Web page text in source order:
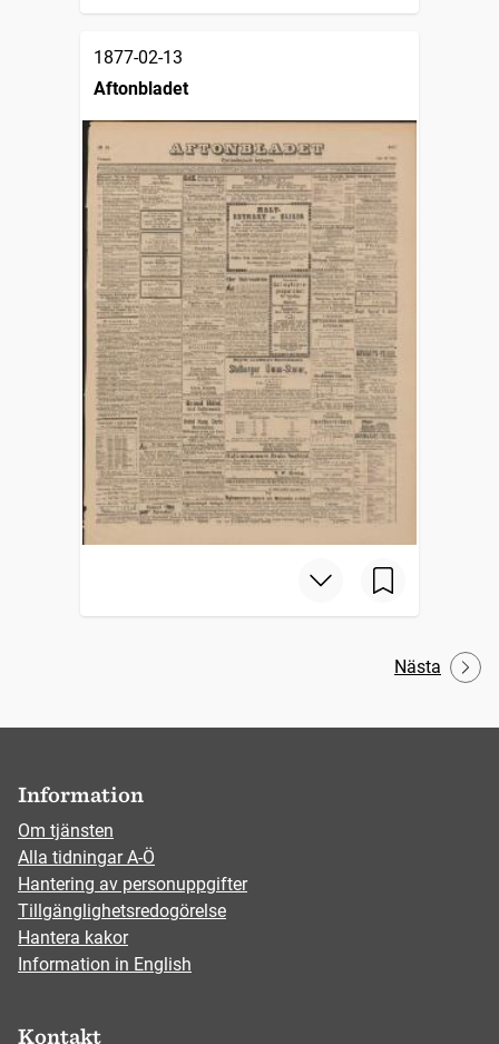
1877-02-13
Aftonbladet
Nästa
Information
Om tjänsten
Alla tidningar A-Ö
Hantering av personuppgifter
Tillgänglighetsredogörelse
Hantera kakor
Information in English
Kontakt